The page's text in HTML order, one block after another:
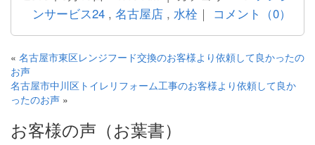
ンサービス24 , 名古屋店 , 水栓 ｜ コメント（0）
« 名古屋市東区レンジフード交換のお客様より依頼して良かったの
お声
名古屋市中川区トイレリフォーム工事のお客様より依頼して良か
ったのお声 »
お客様の声（お葉書）